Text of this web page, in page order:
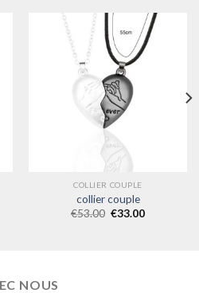
COLLIER COUPLE
collier couple
€53.00 €33.00
NOUS